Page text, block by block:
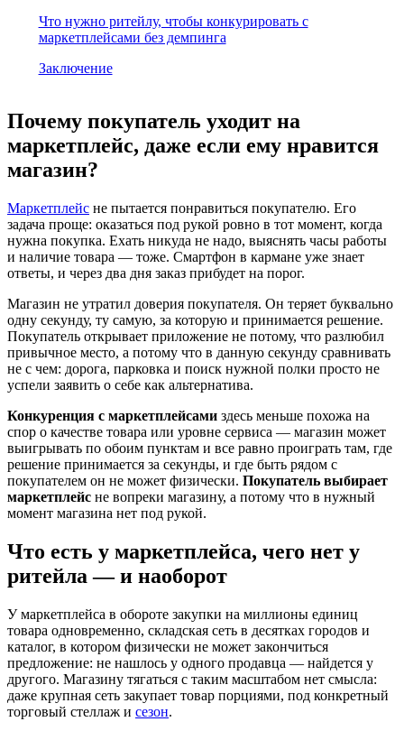
Что нужно ритейлу, чтобы конкурировать с
маркетплейсами без демпинга
Заключение
Почему покупатель уходит на
маркетплейс, даже если ему нравится
магазин?
Маркетплейс не пытается понравиться покупателю. Его
задача проще: оказаться под рукой ровно в тот момент, когда
нужна покупка. Ехать никуда не надо, выяснять часы работы
и наличие товара — тоже. Смартфон в кармане уже знает
ответы, и через два дня заказ прибудет на порог.
Магазин не утратил доверия покупателя. Он теряет буквально
одну секунду, ту самую, за которую и принимается решение.
Покупатель открывает приложение не потому, что разлюбил
привычное место, а потому что в данную секунду сравнивать
не с чем: дорога, парковка и поиск нужной полки просто не
успели заявить о себе как альтернатива.
Конкуренция с маркетплейсами здесь меньше похожа на
спор о качестве товара или уровне сервиса — магазин может
выигрывать по обоим пунктам и все равно проиграть там, где
решение принимается за секунды, и где быть рядом с
покупателем он не может физически. Покупатель выбирает
маркетплейс не вопреки магазину, а потому что в нужный
момент магазина нет под рукой.
Что есть у маркетплейса, чего нет у
ритейла — и наоборот
У маркетплейса в обороте закупки на миллионы единиц
товара одновременно, складская сеть в десятках городов и
каталог, в котором физически не может закончиться
предложение: не нашлось у одного продавца — найдется у
другого. Магазину тягаться с таким масштабом нет смысла:
даже крупная сеть закупает товар порциями, под конкретный
торговый стеллаж и сезон.